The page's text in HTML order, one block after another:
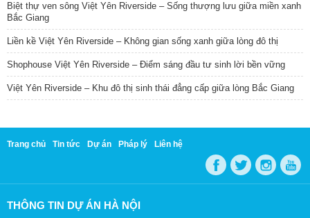
Biệt thự ven sông Việt Yên Riverside – Sống thượng lưu giữa miền xanh
Bắc Giang
Liền kề Việt Yên Riverside – Không gian sống xanh giữa lòng đô thị
Shophouse Việt Yên Riverside – Điểm sáng đầu tư sinh lời bền vững
Việt Yên Riverside – Khu đô thị sinh thái đẳng cấp giữa lòng Bắc Giang
Trang chủ Tin tức Dự án Pháp lý Liên hệ
THÔNG TIN DỰ ÁN HÀ NỘI